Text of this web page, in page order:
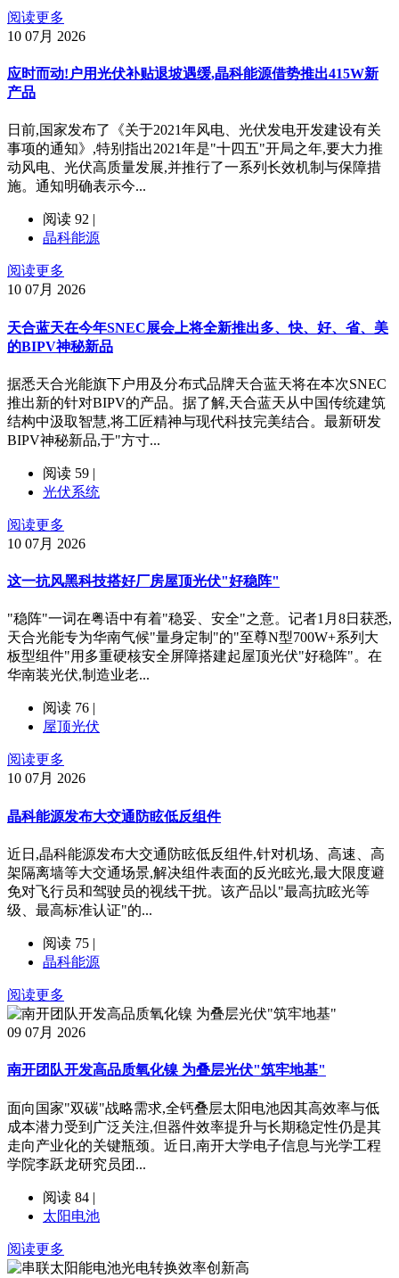
阅读更多
10 07月 2026
应时而动!户用光伏补贴退坡遇缓,晶科能源借势推出415W新
产品
日前,国家发布了《关于2021年风电、光伏发电开发建设有关
事项的通知》,特别指出2021年是"十四五"开局之年,要大力推
动风电、光伏高质量发展,并推行了一系列长效机制与保障措
施。通知明确表示今...
阅读 92 |
晶科能源
阅读更多
10 07月 2026
天合蓝天在今年SNEC展会上将全新推出多、快、好、省、美
的BIPV神秘新品
据悉天合光能旗下户用及分布式品牌天合蓝天将在本次SNEC
推出新的针对BIPV的产品。据了解,天合蓝天从中国传统建筑
结构中汲取智慧,将工匠精神与现代科技完美结合。最新研发
BIPV神秘新品,于"方寸...
阅读 59 |
光伏系统
阅读更多
10 07月 2026
这一抗风黑科技搭好厂房屋顶光伏"好稳阵"
"稳阵"一词在粤语中有着"稳妥、安全"之意。记者1月8日获悉,
天合光能专为华南气候"量身定制"的"至尊N型700W+系列大
板型组件"用多重硬核安全屏障搭建起屋顶光伏"好稳阵"。在
华南装光伏,制造业老...
阅读 76 |
屋顶光伏
阅读更多
10 07月 2026
晶科能源发布大交通防眩低反组件
近日,晶科能源发布大交通防眩低反组件,针对机场、高速、高
架隔离墙等大交通场景,解决组件表面的反光眩光,最大限度避
免对飞行员和驾驶员的视线干扰。该产品以"最高抗眩光等
级、最高标准认证"的...
阅读 75 |
晶科能源
阅读更多
09 07月 2026
南开团队开发高品质氧化镍 为叠层光伏"筑牢地基"
面向国家"双碳"战略需求,全钙叠层太阳电池因其高效率与低
成本潜力受到广泛关注,但器件效率提升与长期稳定性仍是其
走向产业化的关键瓶颈。近日,南开大学电子信息与光学工程
学院李跃龙研究员团...
阅读 84 |
太阳电池
阅读更多